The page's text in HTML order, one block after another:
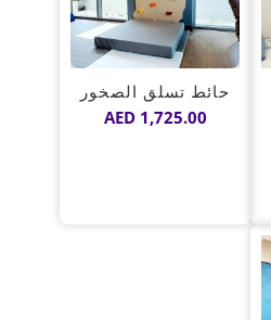
حائط تسلق الصخور
AED1,725.00